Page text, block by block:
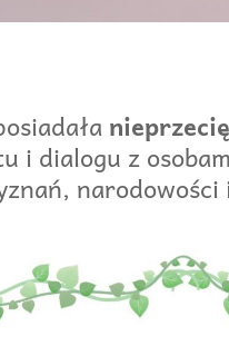
i dialogu z